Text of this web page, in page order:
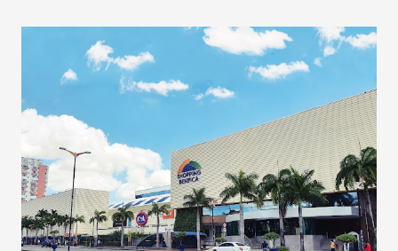
atuando no centro de distribuição e nas seis lojas da marca,
sendo uma em Caucaia, duas na Aldeota, sendo uma Acal
Conceito, com atendimento exclusivo e personalizado para
profissionais especificadores de arquitetura e design de
interiores, além das unidades dos bairros Messejana,
Parangaba e Centro. Os candidatos podem enviar os
currículos através da plataforma Gupy:
https://acal.gupy.io/ . Além da remuneração, a empresa
disponibiliza benefícios como plano de saúde, plano